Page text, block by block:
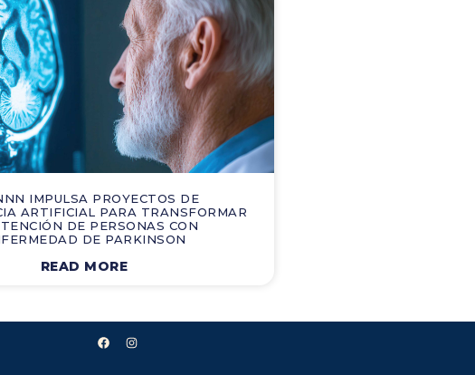
IMPULSA PROYECTOS DE
ARTIFICIAL PARA TRANSFORMAR
DE PERSONAS CON
DE PARKINSON
READ MORE